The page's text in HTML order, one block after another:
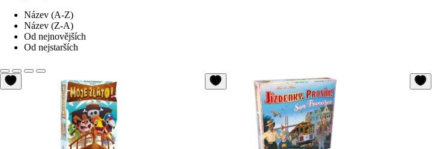
Název (A-Z)
Název (Z-A)
Od nejnovějších
Od nejstarších